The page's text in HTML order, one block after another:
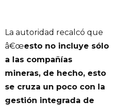
La autoridad recalcó que
â€œesto no incluye sólo
a las compañías
mineras, de hecho, esto
se cruza un poco con la
gestión integrada de